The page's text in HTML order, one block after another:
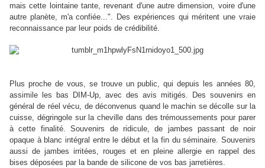
mais cette lointaine tante, revenant d'une autre dimension, voire d'une
autre planète, m'a confiée...". Des expériences qui méritent une vraie
reconnaissance par leur poids de crédibilité.
Plus proche de vous, se trouve un public, qui depuis les années 80,
assimile les bas DIM-Up, avec des avis mitigés. Des souvenirs en
général de réel vécu, de déconvenus quand le machin se décolle sur la
cuisse, dégringole sur la cheville dans des trémoussements pour parer
à cette finalité. Souvenirs de ridicule, de jambes passant de noir
opaque à blanc intégral entre le début et la fin du séminaire. Souvenirs
aussi de jambes irritées, rouges et en pleine allergie en rappel des
bises déposées par la bande de silicone de vos bas jarretières.